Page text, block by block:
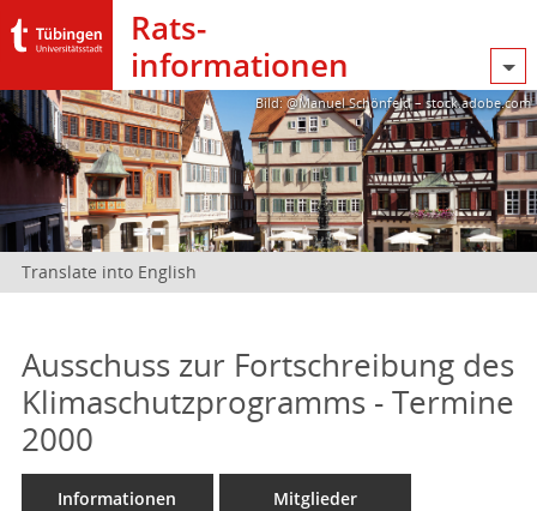
Rats­
informationen
Bild: @Manuel Schönfeld – stock.adobe.com
Translate into English
Ausschuss zur Fortschreibung des
Klimaschutzprogramms - Termine
2000
Informationen Mitglieder